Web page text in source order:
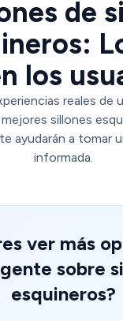
de
los
reales de
sillones
ayudarán a tomar
informada.
ver más
sobre
esquineros?